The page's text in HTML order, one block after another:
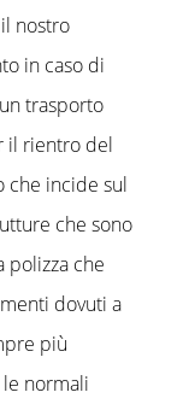
nostro
in caso di
trasporto
il rientro del
che incide sul
che sono
polizza che
dovuti a
più
normali